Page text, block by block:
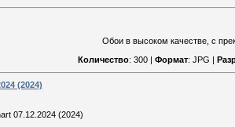
Обои в высоком качестве, с
Количество: 300 | Формат: JPG |
(2024)
07.12.2024 (2024)